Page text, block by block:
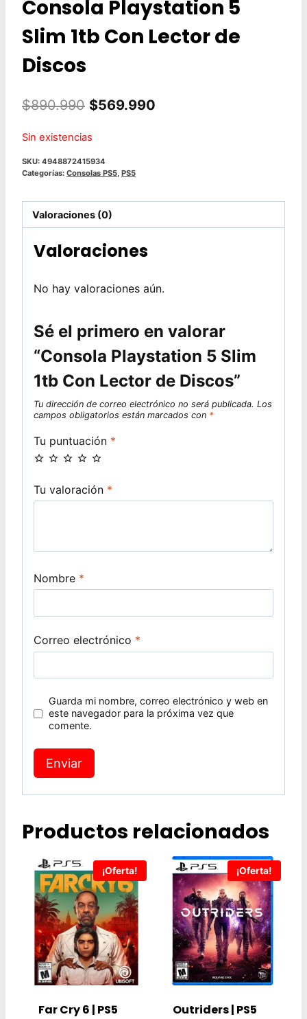
Consola Playstation 5
Slim 1tb Con Lector de
Discos
$890.990 El
era:
$569.990
Sin existencias
SKU: 4948872415934
Categorías: Consolas PS5 PS5
Valoraciones (0)
Valoraciones
No hay valoraciones aún.
Sé el primero en valorar
“Consola Playstation 5 Slim
1tb Con Lector de Discos”
Tu dirección de correo electrónico no será publicada. Los
campos obligatorios están marcados con *
Tu puntuación *
Tu valoración *
Nombre *
Correo electrónico *
Guarda mi nombre, correo electrónico y web en
este navegador para la próxima vez que
comente.
Productos relacionados
¡Oferta!
Far Cry 6 | PS5
¡Oferta!
Outriders | PS5